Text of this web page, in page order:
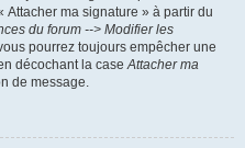
Attacher ma signature » à partir du
du forum --> Modifier les
pourrez toujours empêcher une
décochant la caseAttacher ma
de message.